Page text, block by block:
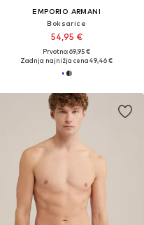
EMPORIO ARMANI
Boksarice
54,95 €
Prvotno: 69,95 €
Zadnja najnižja cena49,46 €